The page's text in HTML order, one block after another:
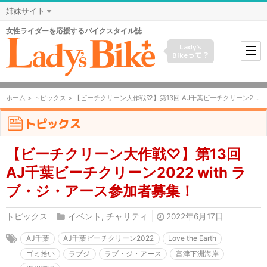
姉妹サイト
女性ライダーを応援するバイクスタイル誌
Lady's
Bikeって？
ホーム > トピックス > 【ビーチクリーン大作戦♡】第13回 AJ千葉ビーチクリーン2022 with ラブ・ジ・アース参加者募集！
トピックス
【ビーチクリーン大作戦♡】第13回
AJ千葉ビーチクリーン2022 with ラ
ブ・ジ・アース参加者募集！
トピックス イベント , チャリティ 2022年6月17日
AJ千葉 AJ千葉ビーチクリーン2022
Love the Earth
ゴミ拾い
ラブジ ラブ・ジ・アース
富津下洲海岸